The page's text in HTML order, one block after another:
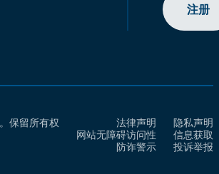
注册
保留所有权
法律声明
隐私声明
网站无障碍访问性
信息获取
防诈警示
投诉举报